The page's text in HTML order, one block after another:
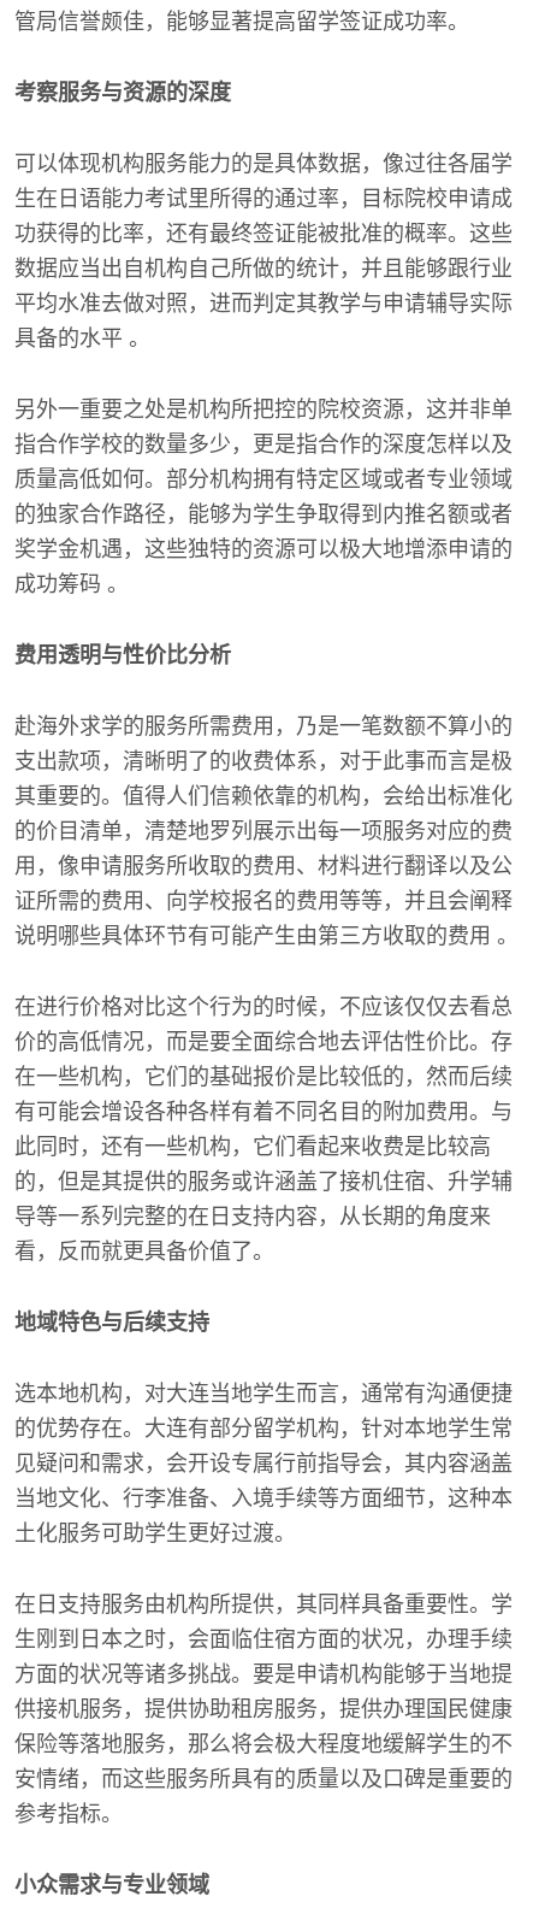
管局信誉颇佳，能够显著提高留学签证成功率。
考察服务与资源的深度
可以体现机构服务能力的是具体数据，像过往各届学
生在日语能力考试里所得的通过率，目标院校申请成
功获得的比率，还有最终签证能被批准的概率。这些
数据应当出自机构自己所做的统计，并且能够跟行业
平均水准去做对照，进而判定其教学与申请辅导实际
具备的水平 。
另外一重要之处是机构所把控的院校资源，这并非单
指合作学校的数量多少，更是指合作的深度怎样以及
质量高低如何。部分机构拥有特定区域或者专业领域
的独家合作路径，能够为学生争取得到内推名额或者
奖学金机遇，这些独特的资源可以极大地增添申请的
成功筹码 。
费用透明与性价比分析
赴海外求学的服务所需费用，乃是一笔数额不算小的
支出款项，清晰明了的收费体系，对于此事而言是极
其重要的。值得人们信赖依靠的机构，会给出标准化
的价目清单，清楚地罗列展示出每一项服务对应的费
用，像申请服务所收取的费用、材料进行翻译以及公
证所需的费用、向学校报名的费用等等，并且会阐释
说明哪些具体环节有可能产生由第三方收取的费用 。
在进行价格对比这个行为的时候，不应该仅仅去看总
价的高低情况，而是要全面综合地去评估性价比。存
在一些机构，它们的基础报价是比较低的，然而后续
有可能会增设各种各样有着不同名目的附加费用。与
此同时，还有一些机构，它们看起来收费是比较高
的，但是其提供的服务或许涵盖了接机住宿、升学辅
导等一系列完整的在日支持内容，从长期的角度来
看，反而就更具备价值了。
地域特色与后续支持
选本地机构，对大连当地学生而言，通常有沟通便捷
的优势存在。大连有部分留学机构，针对本地学生常
见疑问和需求，会开设专属行前指导会，其内容涵盖
当地文化、行李准备、入境手续等方面细节，这种本
土化服务可助学生更好过渡。
在日支持服务由机构所提供，其同样具备重要性。学
生刚到日本之时，会面临住宿方面的状况，办理手续
方面的状况等诸多挑战。要是申请机构能够于当地提
供接机服务，提供协助租房服务，提供办理国民健康
保险等落地服务，那么将会极大程度地缓解学生的不
安情绪，而这些服务所具有的质量以及口碑是重要的
参考指标。
小众需求与专业领域